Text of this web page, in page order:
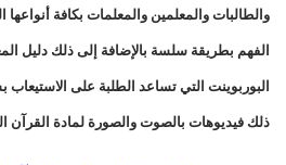
والطالبات والمعلمين والمعلمات بكافة
الفهم بطريقة سلسة بالإضافة إلى ذلك دليل
البوربوينت التي تساعد الطلبة على
ذلك فيديوهات بالصوت والصورة لمادة القرآن